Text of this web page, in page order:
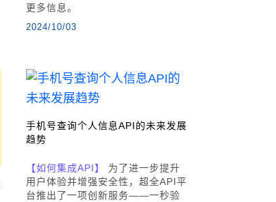
更多信息。
2024/10/03
手机号查询个人信息API的未来发展
趋势
【如何集成API】
为了进一步提升
用户体验并增强安全性，超全API平
台推出了一项创新服务——一秒验